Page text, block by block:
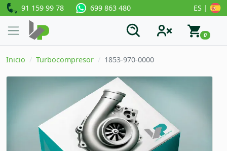
91 159 99 78 699 863 480 ES |
0
Inicio Turbocompresor 1853-970-0000